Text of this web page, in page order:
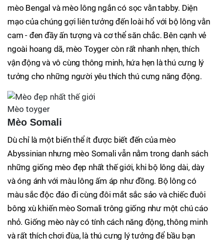
mèo Bengal và mèo lông ngắn có sọc vằn tabby. Diện
mạo của chúng gợi liên tưởng đến loài hổ với bộ lông vằn
cam - đen đầy ấn tượng và cơ thể săn chắc. Bên cạnh vẻ
ngoài hoang dã, mèo Toyger còn rất nhanh nhẹn, thích
vận động và vô cùng thông minh, hứa hẹn là thú cưng lý
tưởng cho những người yêu thích thú cưng năng động.
Mèo toyger
Mèo Somali
Dù chỉ là một biến thể ít được biết đến của mèo
Abyssinian nhưng mèo Somali vẫn nằm trong danh sách
những giống mèo đẹp nhất thế giới, khi bộ lông dài, dày
và óng ánh với màu lông ấm áp như đồng. Bộ lông có
màu sắc độc đáo đi cùng đôi mắt sắc sảo và chiếc đuôi
bông xù khiến mèo Somali trông giống như một chú cáo
nhỏ. Giống mèo này có tính cách năng động, thông minh
và rất thích chơi đùa, là thú cưng lý tưởng để bầu bạn